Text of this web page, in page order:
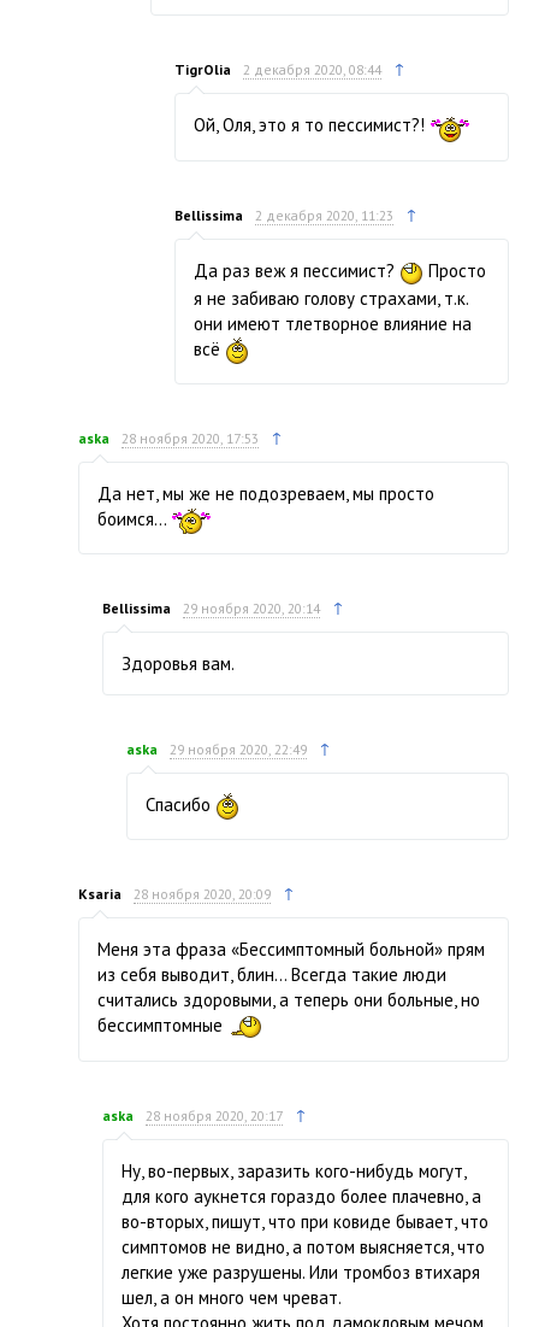
TigrOlia 2 декабря 2020, 08:44 ↑
Ой, Оля, это я то пессимист?!
Bellissima 2 декабря 2020, 11:23 ↑
Да раз веж я пессимист?
Просто
я не забиваю голову страхами, т.к.
они имеют тлетворное влияние на
всё
aska 28 ноября 2020, 17:53 ↑
Да нет, мы же не подозреваем, мы просто
боимся…
Bellissima 29 ноября 2020, 20:14 ↑
Здоровья вам.
aska 29 ноября 2020, 22:49 ↑
Спасибо
Ksaria 28 ноября 2020, 20:09 ↑
Меня эта фраза «Бессимптомный больной» прям
из себя выводит, блин… Всегда такие люди
считались здоровыми, а теперь они больные, но
бессимптомные
aska 28 ноября 2020, 20:17 ↑
Ну, во-первых, заразить кого-нибудь могут,
для кого аукнется гораздо более плачевно, а
во-вторых, пишут, что при ковиде бывает, что
симптомов не видно, а потом выясняется, что
легкие уже разрушены. Или тромбоз втихаря
шел, а он много чем чреват.